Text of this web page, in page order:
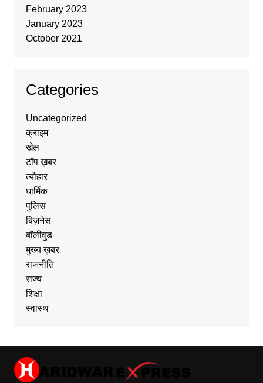
February 2023
January 2023
October 2021
Categories
Uncategorized
क्राइम
खेल
टॉप ख़बर
त्यौहार
धार्मिक
पुलिस
बिज़नेस
बॉलीवुड
मुख्य ख़बर
राजनीति
राज्य
शिक्षा
स्वास्थ